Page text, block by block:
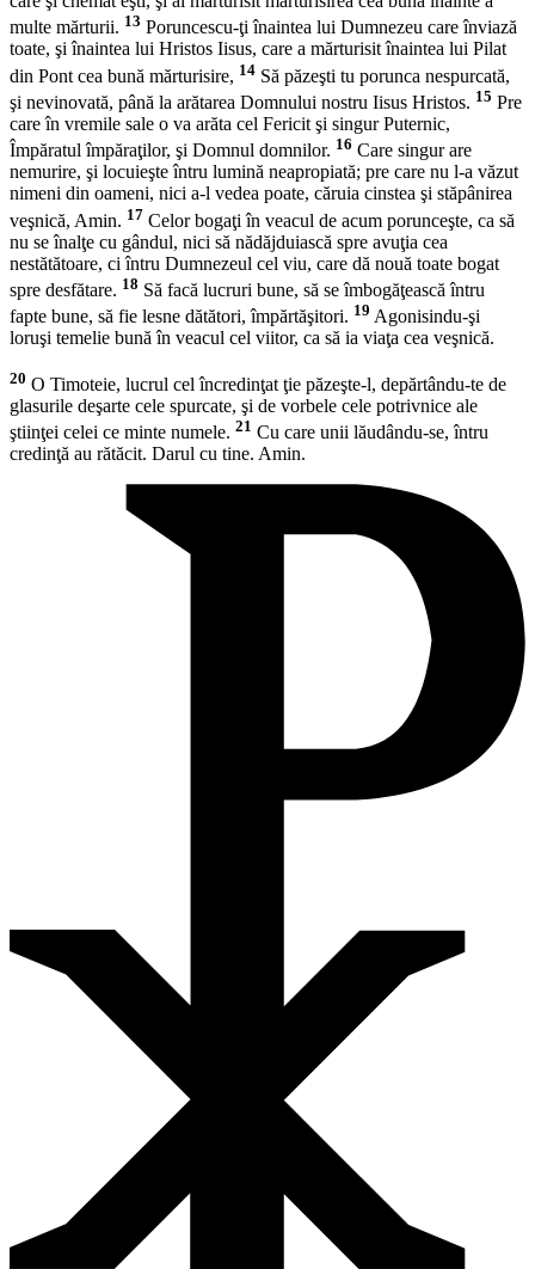
multe mărturii. 13 Poruncescu-ţi înaintea lui Dumnezeu care înviază
toate, şi înaintea lui Hristos Iisus, care a mărturisit înaintea lui Pilat
din Pont cea bună mărturisire, 14 Să păzeşti tu porunca nespurcată,
şi nevinovată, până la arătarea Domnului nostru Iisus Hristos. 15 Pre
care în vremile sale o va arăta cel Fericit şi singur Puternic,
Împăratul împăraţilor, şi Domnul domnilor. 16 Care singur are
nemurire, şi locuieşte întru lumină neapropiată; pre care nu l-a văzut
nimeni din oameni, nici a-l vedea poate, căruia cinstea şi stăpânirea
veşnică, Amin. 17 Celor bogaţi în veacul de acum porunceşte, ca să
nu se înalţe cu gândul, nici să nădăjduiască spre avuţia cea
nestătătoare, ci întru Dumnezeul cel viu, care dă nouă toate bogat
spre desfătare. 18 Să facă lucruri bune, să se îmbogăţească întru
fapte bune, să fie lesne dătători, împărtăşitori. 19 Agonisindu-şi
loruşi temelie bună în veacul cel viitor, ca să ia viaţa cea veşnică.
20 O Timoteie, lucrul cel încredinţat ţie păzeşte-l, depărtându-te de
glasurile deşarte cele spurcate, şi de vorbele cele potrivnice ale
ştiinţei celei ce minte numele. 21 Cu care unii lăudându-se, întru
credinţă au rătăcit. Darul cu tine. Amin.